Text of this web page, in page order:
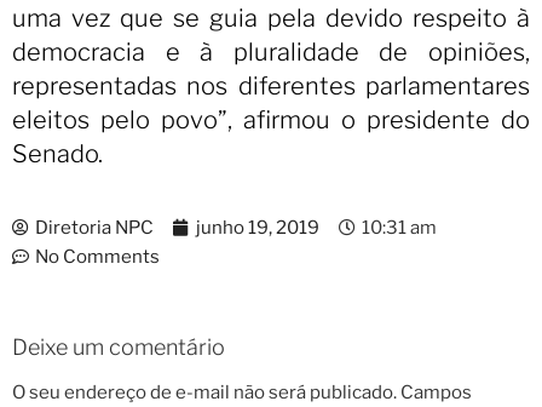
uma vez que se guia pela devido respeito à
democracia e à pluralidade de opiniões,
representadas nos diferentes parlamentares
eleitos pelo povo”, afirmou o presidente do
Senado.
Diretoria NPC junho 19, 2019
10:31 am
No Comments
Deixe um comentário
O seu endereço de e-mail não será publicado. Campos